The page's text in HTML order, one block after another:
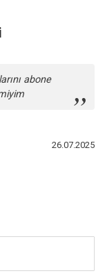
abone
26.07.2025